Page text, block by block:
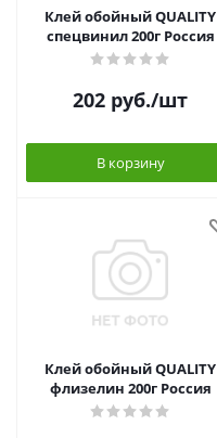
Клей обойный QUALITY
спецвинил 200г Россия
202 руб./шт
В корзину
Клей обойный QUALITY
флизелин 200г Россия